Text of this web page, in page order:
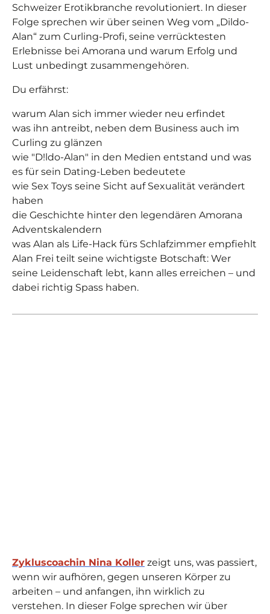
Schweizer Erotikbranche revolutioniert. In dieser
Folge sprechen wir über seinen Weg vom „Dildo-
Alan“ zum Curling-Profi, seine verrücktesten
Erlebnisse bei Amorana und warum Erfolg und
Lust unbedingt zusammengehören.
Du erfährst:
warum Alan sich immer wieder neu erfindet
was ihn antreibt, neben dem Business auch im
Curling zu glänzen
wie "D!ldo-Alan" in den Medien entstand und was
es für sein Dating-Leben bedeutete
wie Sex Toys seine Sicht auf Sexualität verändert
haben
die Geschichte hinter den legendären Amorana
Adventskalendern
was Alan als Life-Hack fürs Schlafzimmer empfiehlt
Alan Frei teilt seine wichtigste Botschaft: Wer
seine Leidenschaft lebt, kann alles erreichen – und
dabei richtig Spass haben.
Zykluscoachin Nina Koller zeigt uns, was passiert,
wenn wir aufhören, gegen unseren Körper zu
arbeiten – und anfangen, ihn wirklich zu
verstehen. In dieser Folge sprechen wir über